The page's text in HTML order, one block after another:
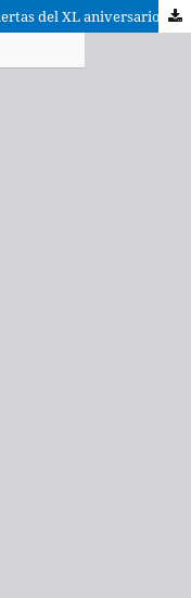
Desafíos canónicos del siglo XXI en puertas del XL aniversario del Código de Derecho Canónico